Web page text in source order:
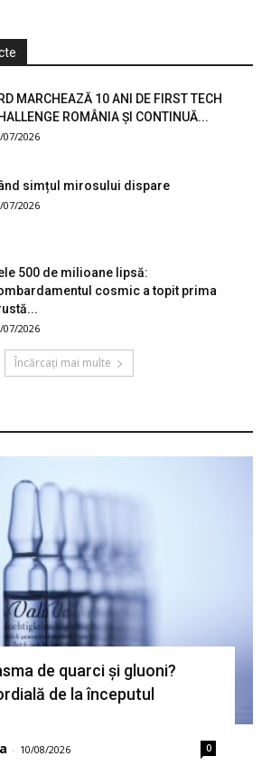
MARCHEAZĂ 10 ANI DE FIRST TECH
ROMÂNIA ȘI CONTINUĂ...
07/2026
simțul mirosului dispare
07/2026
500 de milioane lipsă:
cosmic a topit prima
07/2026
Încărcați mai multe
de quarci și gluoni?
de la începutul
- 10/08/2026 0